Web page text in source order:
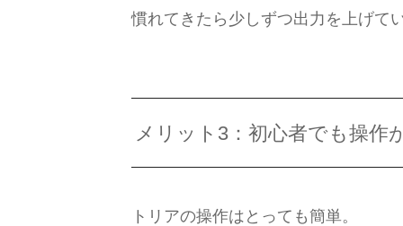
慣れてきたら少しずつ出力を上げて
メリット3：初心者でも操作
トリアの操作はとっても簡単。